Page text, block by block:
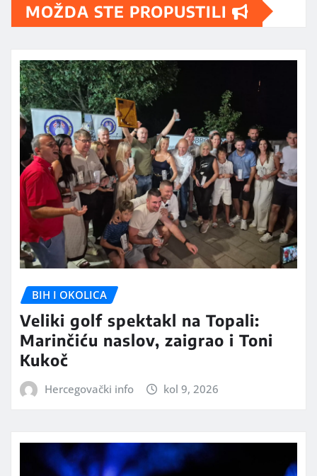
MOŽDA STE PROPUSTILI
BIH I OKOLICA
Veliki golf spektakl na Topali:
Marinčiću naslov, zaigrao i Toni
Kukoč
Hercegovački info kol 9, 2026